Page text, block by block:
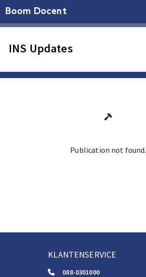
Boom Docent
INS Updates
Publication not found.
KLANTENSERVICE
088-0301000